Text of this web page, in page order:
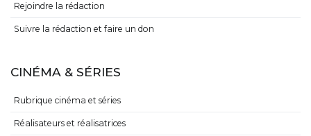
Rejoindre la rédaction
Suivre la rédaction et faire un don
CINÉMA & SÉRIES
Rubrique cinéma et séries
Réalisateurs et réalisatrices